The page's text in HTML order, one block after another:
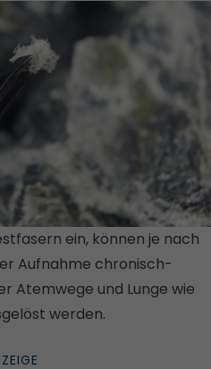
ein, können je nach
Aufnahme chronisch-
Atemwege und Lunge wie
werden.